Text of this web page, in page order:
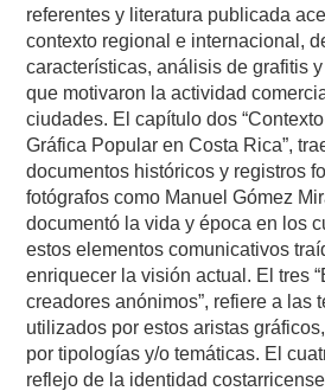
referentes y literatura publicada
contexto regional e internacional,
características, análisis de grafitis
que motivaron la actividad
ciudades. El capítulo dos
Gráfica Popular en Costa Rica”,
documentos históricos y registros
fotógrafos como Manuel Gómez
documentó la vida y época en los
estos elementos comunicativos
enriquecer la visión actual. El tres
creadores anónimos”, refiere a las
utilizados por estos aristas
por tipologías y/o temáticas. El
reflejo de la identidad